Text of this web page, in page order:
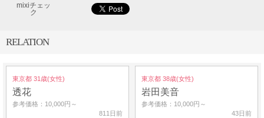
mixiチェッ
ク
RELATION
東京都 31歳(女性)
透花
参考価格：10,000円～
811日前
東京都 38歳(女性)
岩田美音
参考価格：10,000円～
43日前